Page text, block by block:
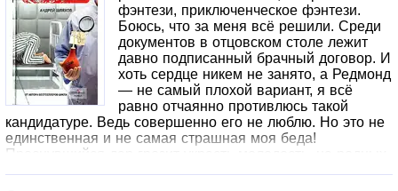
фэнтези, приключенческое фэнтези.
Боюсь, что за меня всё решили. Среди
документов в отцовском столе лежит
давно подписанный брачный договор. И
хоть сердце никем не занято, а Редмонд
— не самый плохой вариант, я всё
равно отчаянно противлюсь такой
кандидатуре. Ведь совершенно его не люблю. Но это не
единственная и не самая страшная моя беда!
Проснувшийся дар грозит украсть молодость, на родных